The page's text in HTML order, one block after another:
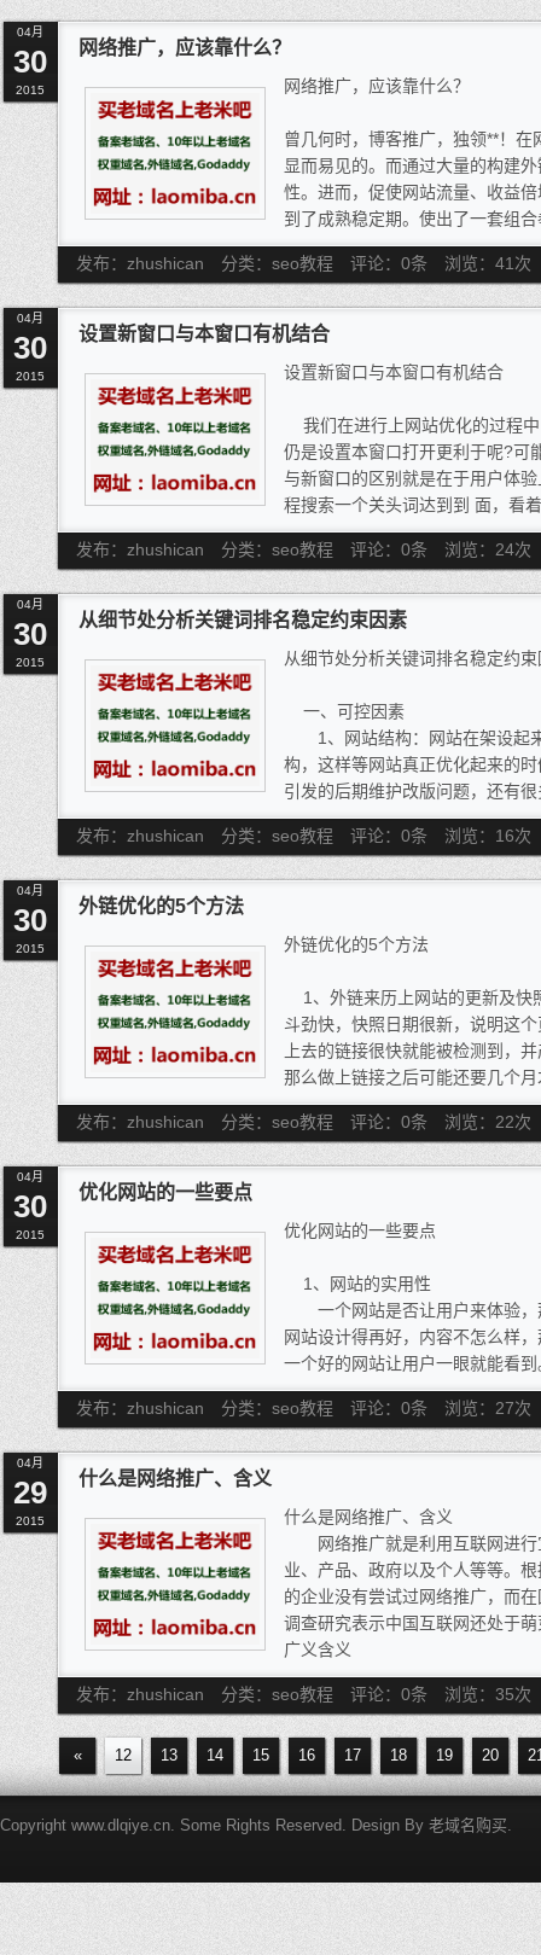
一些懂外链的人，在寻找外链的
04月
30
2015
网络推广，应该靠什么？
网络推广，应该靠什么？
曾几何时，博客推广，独领**！
显而易见的。而通过大量的构建
性。进而，促使网站流量、收益
到了成熟稳定期。使出了一套组
期。今日一查博客，尽然未被搜
小众博客推广呢？
谷歌退出了中国搜索市场，国内
搜搜与搜狗的联姻，获得第三位
三家搜索厂商，各具一定优势性
力雄厚，搜素用户体大；360庞
获得用户青睐；新搜狗（搜搜与
户体众多。三者都具备一定的优
获得用户支持。
2013年，可谓是网络推广的颠簸
面来讲，都受到了制约性。如链
坛签名，作用性一再而降，甚至
空。再谈谈内容，搜索一再的要
时间，且在构造上，需要具有一
刚刚的踏入到2014年，各种分坛
霎时间，大家未有统一的规律性
然会有动作。所以，对于小众的
律去做。想必，影响性会降到最低
二、网络推广堪忧，博客推广担忧
整体的网络推广，处于一定的低
多平台化，寻求快速发展的效果
而对于众多的博客推广者来讲，
呢？继续的“耕作”，还是另寻它
话。选择，会开拓出新的局面性
发布：zhushican 分类：seo教程 评论：0条 浏览： 41 次
04月
30
2015
设置新窗口与本窗口有机结合
设置新窗口与本窗口有机结合
我们在进行上网站优化的过程
仍是设置本窗口打开更利于呢?
与新窗口的区别就是在于用户体
程搜索一个关头词达到到 面，看
凸起，随之你就去点了一下这个
时辰，你发现跟你起头看的纷歧
了，于是只能退出了。而新窗口
页面B，若是B的内容不是你所需
窗口是最好的选择。
到了百度引擎会将网站的跳出率
权衡一个网站的用户体验若何，
因。不外假如网站没有用百度统
话，这些数据百度就无法获取到
长和访问频次。新窗口打开的话
无意封锁网页的几率，从而减少
一般网站的首页城市设置新窗口
然后一个个的点开看，有些论坛
烦，尤其是对于那些不知道Ctrl键
网站的各个分类页面是同样的
页面会设置本窗口打开，例如产
不过也还有此外一种可能，用户
让人感应很焦躁，都是统一个网
什么非要画蛇添足弹出一个新的
到用户的体验。我们知道2013年
很烦躁而关闭页面，致使浏览深
所以建议，两个要连系使用。
首页打开栏目或者频道采用当前
或者频道页打开首页或者同级页
窗口。详情页面打开任何页面都
发布：zhushican 分类：seo教程 评论：0条 浏览： 24次
04月
30
2015
从细节处分析关键词排名稳定约束因素
从细节处分析关键词排名稳定约
一、可控因素
1、网站结构：网站在架设起
构，这样等网站真正优化起来的
引发的后期维护改版问题，还有
成立前需要做的事情里面我也写
解下，到了后期我们还可以对网
等。
高权重，在网站排名上升到预订
对手的网站来发力，如果竞争对
懈啊！
发布：zhushican 分类：seo教程 评论：0条 浏览： 16次
04月
30
2015
外链优化的5个方法
外链优化的5个方法
1、外链来历上网站的更新及快
斗劲快，快照日期很新，说明这
上去的链接很快就能被检测到，
那么做上链接之后可能还要几个
2、外链前导发轫页面自己的权
的网站投了一票，但这一票的分
赖。
接所能分得的权重就越少。有时
虽然很高，但导出链接多达上百
到哪去的。
4、外链来源页而与网站内容的
内容越相关，对网站的排名越有优
5、外链的锚文字，选择与网站
的锚文字对排名更有利，另外，
发布：zhushican 分类：seo教程 评论：0条 浏览： 22次
04月
30
2015
优化网站的一些要点
优化网站的一些要点
1、网站的实用性
一个网站是否让用户来体验，
网站设计得再好，内容不怎么样
一个好的网站让用户一眼就能看到
2、网站的信息必须经常更新
网站设计的好自然会吸引用户
己的网站，要想长期的吸引用户
有些搜索引擎（如FAST）是不
序无法阅读这样的网页。
4、关于导航的设计
导航是网站最重要的部分，如
使用你的网站。 a、 网站的
也是用户浏览网页第一眼会看
意以下几个问题。
(1) 网站首页必须给做成一个活
首页上面去； (2) 如果网站一
的优点列好，一一的描述出来
(3) 网站的联系方式也要在导航
话，也让他方便来找你。
整网站的内容结构；使用户很快
发布：zhushican 分类：seo教程 评论：0条 浏览： 27次
04月
29
2015
什么是网络推广、含义
什么是网络推广、含义
网络推广就是利用互联网进行
业、产品、政府以及个人等等。
的企业没有尝试过网络推广，而
调查研究表示中国互联网还处于
广义含义
网络推广广义上讲，企业或者
网站备案、建立网站、直
网络推广流程图(10张)到网站正
动，而通常我们所指的网络推广
传推广等活动，确切的说这也是
网为基础的推广，包括SEO[1]、
狭义地说，网络推广的载体是
是网络推广。 这点我们可以分为
碑。 2、利用互联网平台工具进行
发布：zhushican 分类：seo教程 评论：0条 浏览： 35次
« 12 13 14 15 16 17 18 19 20
Copyright www.dlqiye.cn. Some Rights Reserved. Design By 老域名购买.